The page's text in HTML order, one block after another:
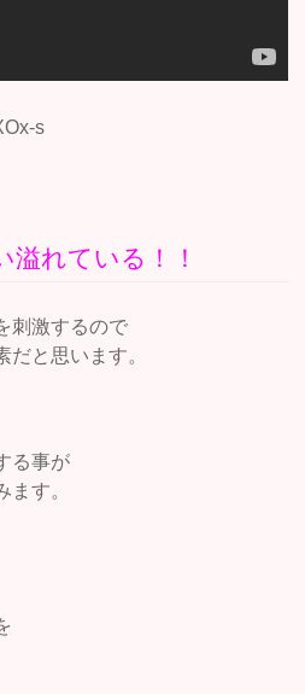
s
溢れている！！
刺激するので
と思います。
る事が
ます。